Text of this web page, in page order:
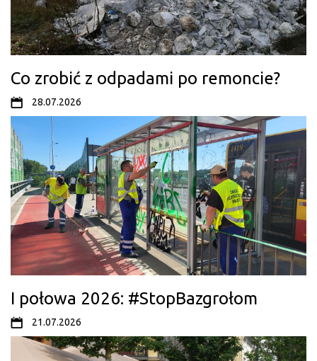
Co zrobić z odpadami po remoncie?
28.07.2026
I połowa 2026: #StopBazgrołom
21.07.2026